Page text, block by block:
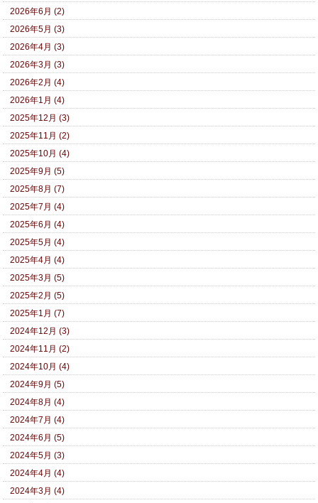
2026年6月 (2)
2026年5月 (3)
2026年4月 (3)
2026年3月 (3)
2026年2月 (4)
2026年1月 (4)
2025年12月 (3)
2025年11月 (2)
2025年10月 (4)
2025年9月 (5)
2025年8月 (7)
2025年7月 (4)
2025年6月 (4)
2025年5月 (4)
2025年4月 (4)
2025年3月 (5)
2025年2月 (5)
2025年1月 (7)
2024年12月 (3)
2024年11月 (2)
2024年10月 (4)
2024年9月 (5)
2024年8月 (4)
2024年7月 (4)
2024年6月 (5)
2024年5月 (3)
2024年4月 (4)
2024年3月 (4)